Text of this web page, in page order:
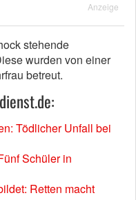
Anzeige
stehende
wurden von einer
betreut.
Tödlicher Unfall bei
Schüler in
Retten macht